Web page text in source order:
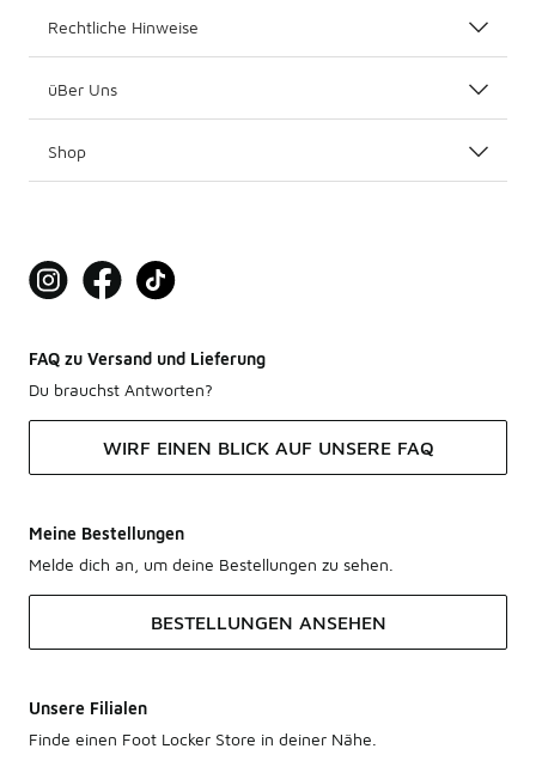
Rechtliche Hinweise
üBer Uns
Shop
FAQ zu Versand und Lieferung
Du brauchst Antworten?
WIRF EINEN BLICK AUF UNSERE FAQ
Meine Bestellungen
Melde dich an, um deine Bestellungen zu sehen.
BESTELLUNGEN ANSEHEN
Unsere Filialen
Finde einen Foot Locker Store in deiner Nähe.